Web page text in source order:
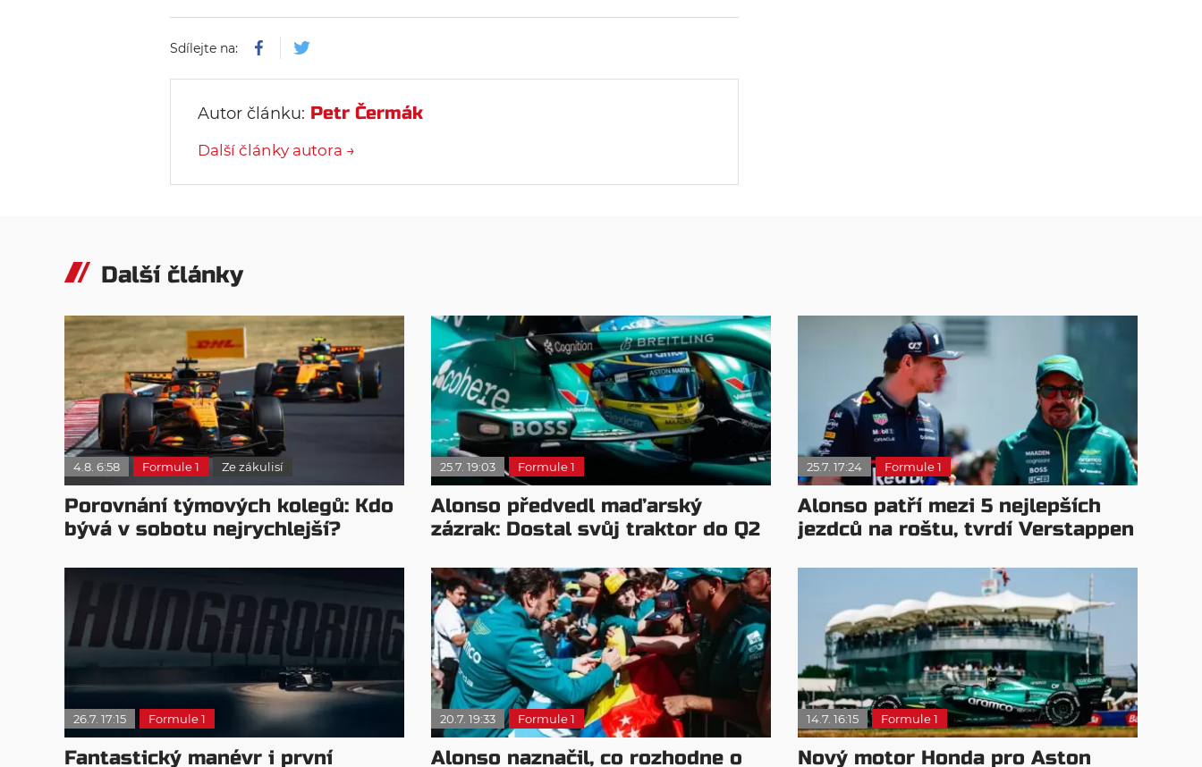
Sdílejte na:
Autor článku: Petr Čermák
Další články autora →
Další články
4.8. 6:58 Formule 1 Ze zákulisí
Porovnání týmových kolegů: Kdo
bývá v sobotu nejrychlejší?
25.7. 19:03 Formule 1
Alonso předvedl maďarský
zázrak: Dostal svůj traktor do Q2
25.7. 17:24 Formule 1
Alonso patří mezi 5 nejlepších
jezdců na roštu, tvrdí Verstappen
26.7. 17:15 Formule 1
Fantastický manévr i první
20.7. 19:33 Formule 1
Alonso naznačil, co rozhodne o
14.7. 16:15 Formule 1
Nový motor Honda pro Aston